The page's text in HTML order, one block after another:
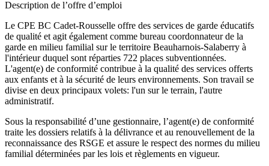
Description de l’offre d’emploi
Le CPE BC Cadet-Rousselle offre des services de garde éducatifs
de qualité et agit également comme bureau coordonnateur de la
garde en milieu familial sur le territoire Beauharnois-Salaberry à
l'intérieur duquel sont réparties 722 places subventionnées.
L'agent(e) de conformité contribue à la qualité des services offerts
aux enfants et à la sécurité de leurs environnements. Son travail se
divise en deux principaux volets: l'un sur le terrain, l'autre
administratif.
Sous la responsabilité d’une gestionnaire, l’agent(e) de conformité
traite les dossiers relatifs à la délivrance et au renouvellement de la
reconnaissance des RSGE et assure le respect des normes du milieu
familial déterminées par les lois et règlements en vigueur.